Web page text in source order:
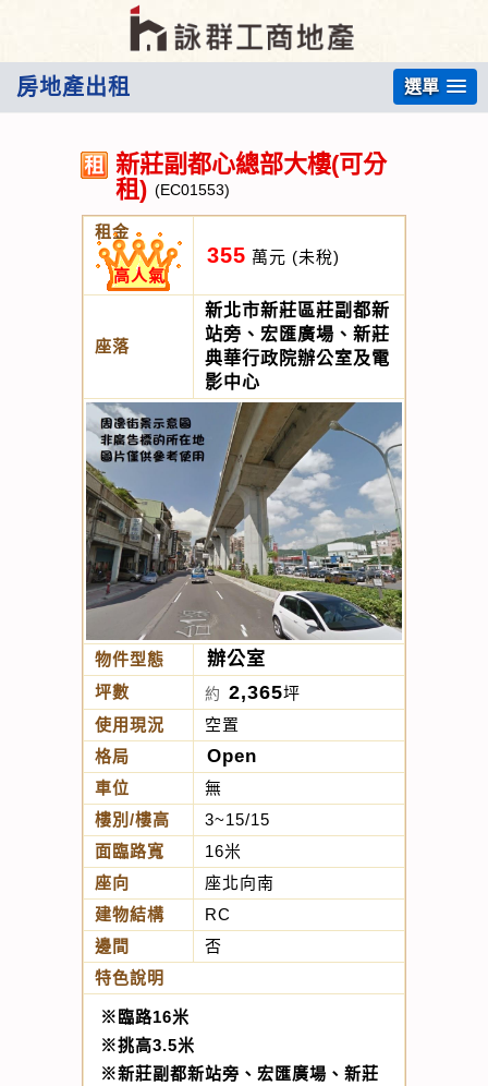
房地產出租 選單
新莊副都心總部大樓(可分
租) (EC01553)
租金
高人氣
355 萬元 (未稅)
座落
新北市新莊區莊副都新
站旁、宏匯廣場、新莊
典華行政院辦公室及電
影中心
物件型態 辦公室
坪數 約 2,365坪
使用現況
空置
格局
Open
車位
無
樓別/樓高
3~15/15
面臨路寬
16米
座向
座北向南
建物結構
RC
邊間
否
特色說明
※臨路16米
※挑高3.5米
※新莊副都新站旁、宏匯廣場、新莊